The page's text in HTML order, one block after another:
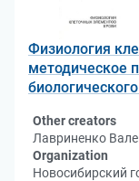
Физиология
методическое
Other creators
Лавриненко
Organization
Новосибирский